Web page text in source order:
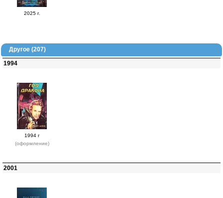
2025 г.
Другое (207)
1994
1994 г
(оформление)
2001